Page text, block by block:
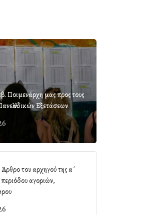
Ποιμενάρχη μας προς τους
Εξετάσεων
του αρχηγού της α΄
αγοριών,